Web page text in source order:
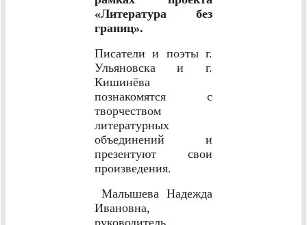
«Литература без
границ».
Писатели и поэты г.
Ульяновска и г.
Кишинёва
познакомятся с
творчеством
литературных
объединений и
презентуют свои
произведения.
Малышева Надежда
Ивановна,
руководитель